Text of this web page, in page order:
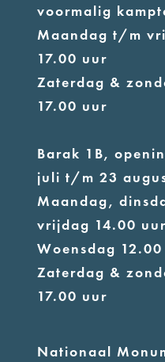
voormalig
Maandag t/m
17.00 uur
Zaterdag &
17.00 uur
Barak 1B,
juli t/m 23
Maandag,
vrijdag 14.00
Woensdag
Zaterdag &
17.00 uur
Nationaal